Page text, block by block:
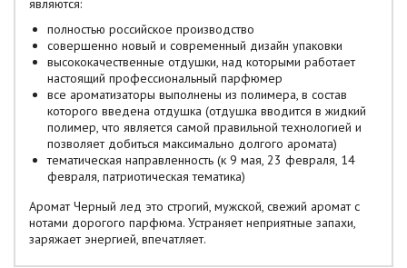
являются:
полностью российское производство
совершенно новый и современный дизайн упаковки
высококачественные отдушки, над которыми работает
настоящий профессиональный парфюмер
все ароматизаторы выполнены из полимера, в состав
которого введена отдушка (отдушка вводится в жидкий
полимер, что является самой правильной технологией и
позволяет добиться максимально долгого аромата)
тематическая направленность (к 9 мая, 23 февраля, 14
февраля, патриотическая тематика)
Аромат Черный лед это строгий, мужской, свежий аромат с
нотами дорогого парфюма. Устраняет неприятные запахи,
заряжает энергией, впечатляет.